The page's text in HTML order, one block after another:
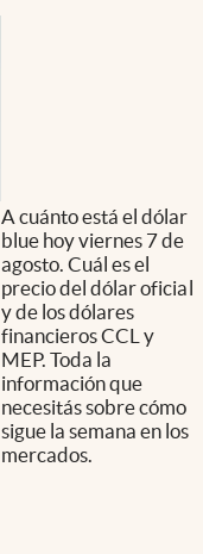
A cuánto está el dólar
blue hoy viernes 7 de
agosto. Cuál es el
precio del dólar oficial
y de los dólares
financieros CCL y
MEP. Toda la
información que
necesitás sobre cómo
sigue la semana en los
mercados.